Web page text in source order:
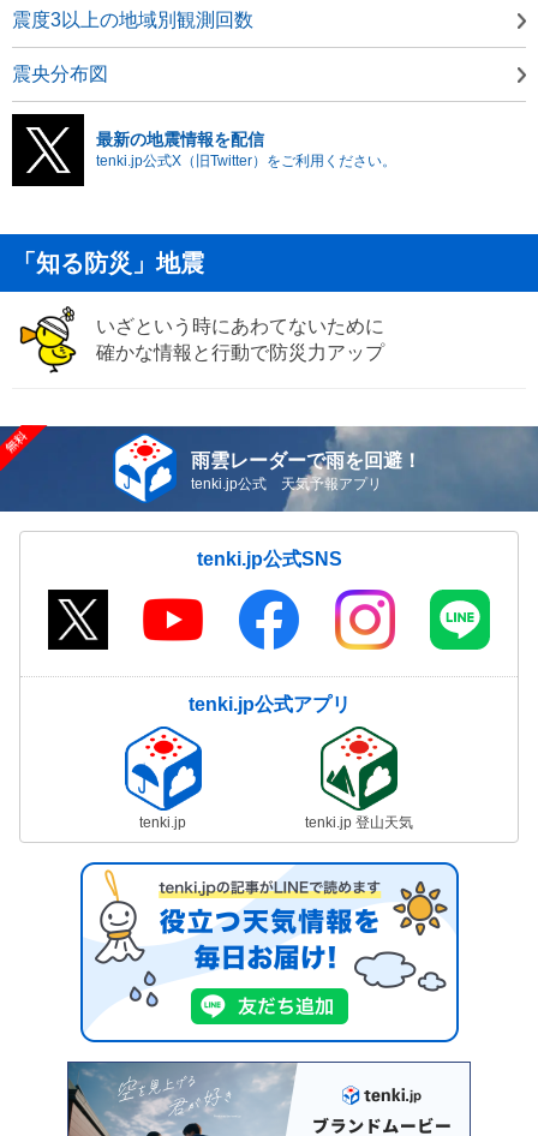
震度3以上の地域別観測回数
震央分布図
最新の地震情報を配信
tenki.jp公式X（旧Twitter）をご利用ください。
「知る防災」地震
いざという時にあわてないために
確かな情報と行動で防災力アップ
雨雲レーダーで雨を回避！
tenki.jp公式 天気予報アプリ
tenki.jp公式SNS
tenki.jp公式アプリ
tenki.jp tenki.jp 登山天気